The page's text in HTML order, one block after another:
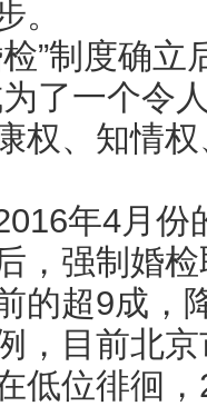
。
”制度确
了一个令
权、知情
年4月份
，强制婚
的超9成，
，目前北
低位徘徊